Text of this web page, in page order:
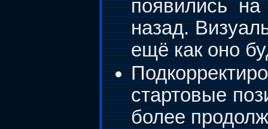
появились
назад.
ещё как оно
стартовые
более